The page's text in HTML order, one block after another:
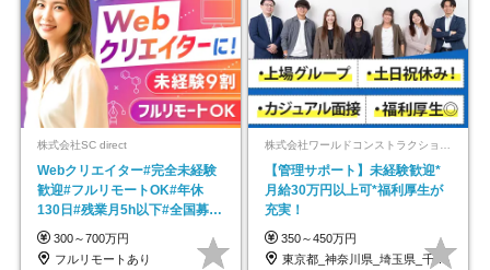
株式会社SC direct
Webクリエイター#完全未経験
歓迎#フルリモートOK#年休
130日#残業月5h以下#全国募集
#最大1年の研修
300～700万円
フルリモートあり
【管理サポート】未経験歓迎*
月給30万円以上可*福利厚生が
充実！
350～450万円
東京都_神奈川県_埼玉県_千葉県_大阪府…